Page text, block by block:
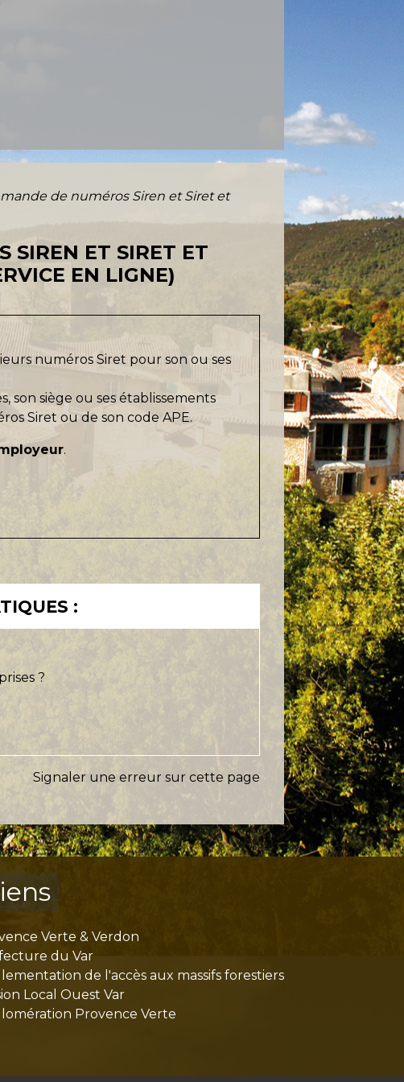
de numéros Siren et Siret et
SIREN ET SIRET ET
EN LIGNE)
numéros Siret pour son ou ses
son siège ou ses établissements
Siret ou de son code APE.
.
:
?
Signaler une erreur sur cette page
Verte & Verdon
du Var
de l'accès aux massifs forestiers
Local Ouest Var
Provence Verte